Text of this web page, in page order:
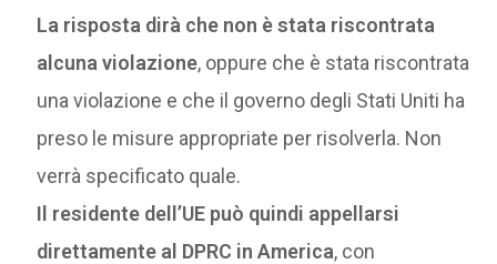
La risposta dirà che non è stata riscontrata
alcuna violazione, oppure che è stata riscontrata
una violazione e che il governo degli Stati Uniti ha
preso le misure appropriate per risolverla. Non
verrà specificato quale.
Il residente dell’UE può quindi appellarsi
direttamente al DPRC in America, con